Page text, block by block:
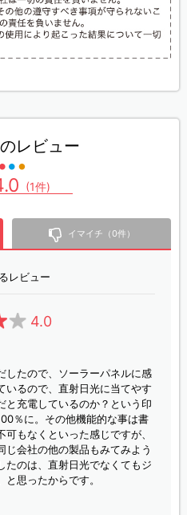
レビュー
(1件)
イマイチ（0件）
レビュー
4.0
したので、ソーラーパネルに感
いるので、直射日光に当てやす
と充電しているのか？という印
％に。その他機能的な事は書
もなくといった感じですが、
じ会社の他の製品もみてみよう
たのは、直射日光でなくてもジ
思ったからです。